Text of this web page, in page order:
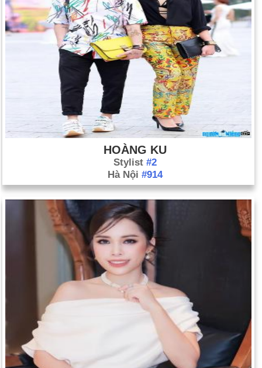
HOÀNG KU
Stylist #2
Hà Nội #914